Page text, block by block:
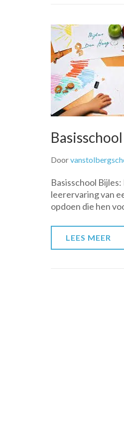
Door
Basisschool
leerervaring van
opdoen die hen
LEES MEER